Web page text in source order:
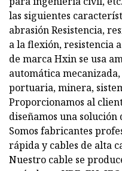
las siguientes
abrasión Resistencia,
a la flexión, resistencia
de marca Hxin se usa
automática
portuaria, minera,
Proporcionamos al
diseñamos una solución
Somos fabricantes
rápida y cables de alta
Nuestro cable se